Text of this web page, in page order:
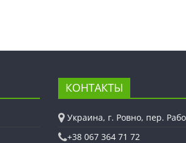
КОНТАКТЫ
Украина, г. Ровно, пер.
+38 067 364 71 72